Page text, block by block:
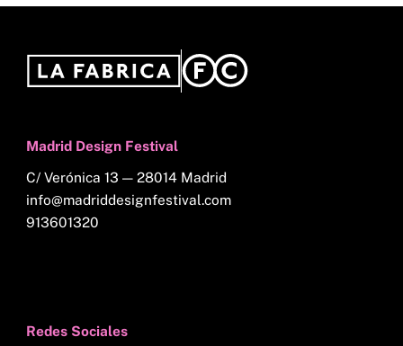
Madrid Design Festival
C/ Verónica 13 — 28014 Madrid
info@madriddesignfestival.com
913601320
Redes Sociales